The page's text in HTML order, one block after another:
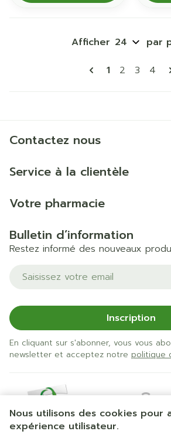
Nous utilisons des cookies pour
expérience utilisateur.
Pages
Vous lisez
1 Page
2 Page
3 Page
4
Afficher par
Contactez nous
Service à la clientèle
Votre pharmacie
Bulletin d’information
Restez informé des nouveaux
Adresse mail
Inscription
En cliquant sur s'abonner, vous vous
newsletter et acceptez notre politique